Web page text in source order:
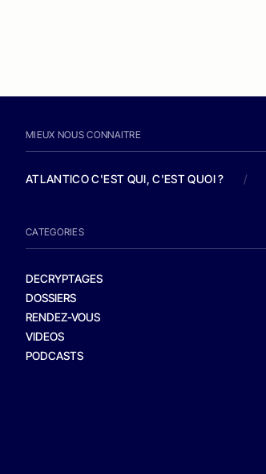
MIEUX NOUS CONNAITRE
ATLANTICO C'EST QUI, C'EST QUOI ? /
CATEGORIES
DECRYPTAGES
DOSSIERS
RENDEZ-VOUS
VIDEOS
PODCASTS